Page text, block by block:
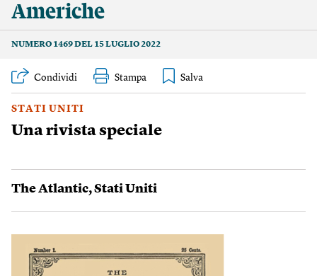
Americhe
NUMERO 1469 DEL 15 LUGLIO 2022
Condividi Stampa
STATI UNITI
Una rivista speciale
The Atlantic,Stati Uniti